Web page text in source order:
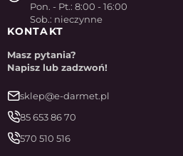
Pon. - Pt.: 8:00 - 16:00
Sob.: nieczynne
KONTAKT
Masz pytania?
Napisz lub zadzwoń!
sklep@e-darmet.pl
85 653 86 70
570 510 516